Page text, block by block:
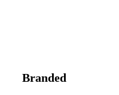
Branded